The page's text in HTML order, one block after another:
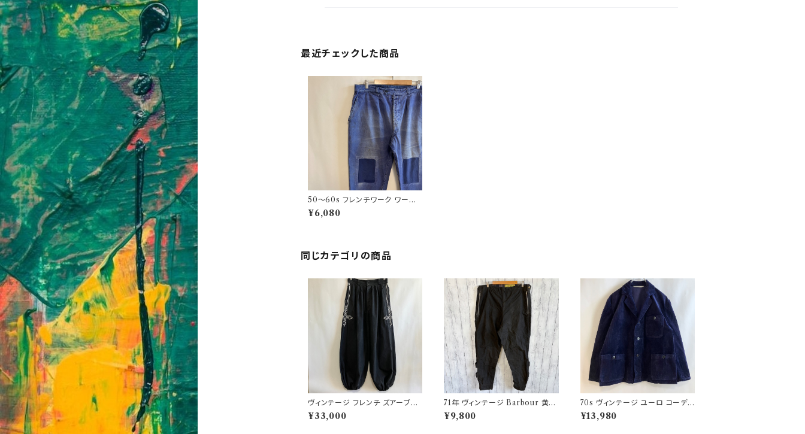
最近チェックした商品
50〜60s フレンチワーク ワーク
パンツ ビンテージ ユーロワーク
¥6,080
同じカテゴリの商品
ヴィンテージ フレンチ ズアーブパ
ンツ ミリタリー フランス軍 フレン
チアンティーク
¥33,000
71年 ヴィンテージ Barbour 黄タ
グ インターナショナルパンツ オイ
ルドパンツ Barbour
¥9,800
70s ヴィンテージ ユーロ コーデュ
ロイ セットアップ ビンテージ
¥13,980